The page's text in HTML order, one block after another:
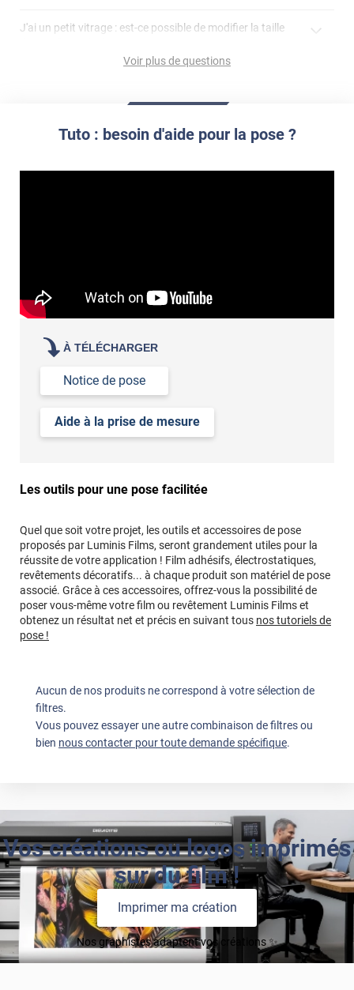
J'ai un petit vitrage : est-ce possible de modifier la taille
impression personnalisée
Voir plus de questions
Tuto : besoin d'aide pour la pose ?
À TÉLÉCHARGER
Notice de pose
Aide à la prise de mesure
Les outils pour une pose facilitée
Quel que soit votre projet, les outils et accessoires de pose
proposés par Luminis Films, seront grandement utiles pour la
réussite de votre application ! Film adhésifs, électrostatiques,
revêtements décoratifs... à chaque produit son matériel de pose
associé. Grâce à ces accessoires, offrez-vous la possibilité de
poser vous-même votre film ou revêtement Luminis Films et
obtenez un résultat net et précis en suivant tous nos tutoriels de
pose !
Aucun de nos produits ne correspond à votre sélection de
filtres.
Vous pouvez essayer une autre combinaison de filtres ou
bien nous contacter pour toute demande spécifique.
Vos créations ou logos imprimés
sur du film !
Imprimer ma création
Nos graphistes adaptent vos créations ✨